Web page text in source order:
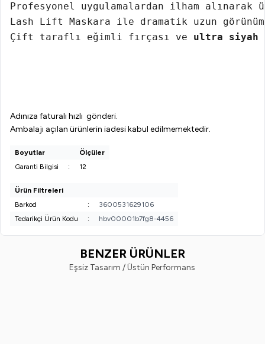
Profesyonel uygulamalardan ilham
Lash Lift Maskara ile dramatik uzun
Çift taraflı eğimli fırçası ve ultra siyah
Adınıza faturalı hızlı gönderi.
Ambalajı açılan ürünlerin iadesi kabul edilmemektedir.
Boyutlar
Ölçüler
Garanti Bilgisi
: 12
Ürün Filtreleri
Barkod
:
3600531629106
Tedarikçi Ürün Kodu
: hbv00001b7fg8-4456
BENZER ÜRÜNLER
Eşsiz Tasarım / Üstün Performans